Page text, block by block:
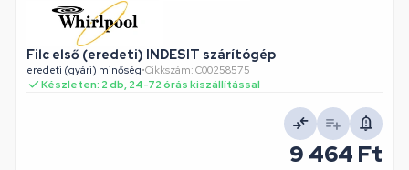
Filc első (eredeti) INDESIT szárítógép
eredeti (gyári) minőség•Cikkszám: C00258575
Készleten: 2 db, 24-72 órás kiszállítással
9 464 Ft